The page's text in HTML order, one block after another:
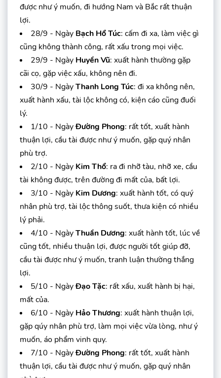
được như ý muốn, đi hướng Nam và Bắc rất thuận
lợi.
28/9 - Ngày Bạch Hổ Túc: cấm đi xa, làm việc gì
cũng không thành công, rất xấu trong mọi việc.
29/9 - Ngày Huyền Vũ: xuất hành thường gặp
cãi cọ, gặp việc xấu, không nên đi.
30/9 - NgàyThanh Long Túc: đi xa không nên,
xuất hành xấu, tài lộc không có, kiện cáo cũng đuối
lý.
1/10 - NgàyĐường Phong: rất tốt, xuất hành
thuận lợi, cầu tài được như ý muốn, gặp quý nhân
phù trợ.
2/10 - Ngày Kim Thổ: ra đi nhỡ tàu, nhỡ xe, cầu
tài không được, trên đường đi mất của, bất lợi.
3/10 - Ngày Kim Dương: xuất hành tốt, có quý
nhân phù trợ, tài lộc thông suốt, thưa kiện có nhiều
lý phải.
4/10 - NgàyThuần Dương: xuất hành tốt, lúc về
cũng tốt, nhiều thuận lợi, được người tốt giúp đỡ,
cầu tài được như ý muốn, tranh luận thường thắng
lợi.
5/10 - NgàyĐạo Tặc: rất xấu, xuất hành bị hại,
mất của.
6/10 - Ngày Hảo Thương: xuất hành thuận lợi,
gặp qúy nhân phù trợ, làm mọi việc vừa lòng, như ý
muốn, áo phẩm vinh quy.
7/10 - NgàyĐường Phong: rất tốt, xuất hành
thuận lợi, cầu tài được như ý muốn, gặp quý nhân